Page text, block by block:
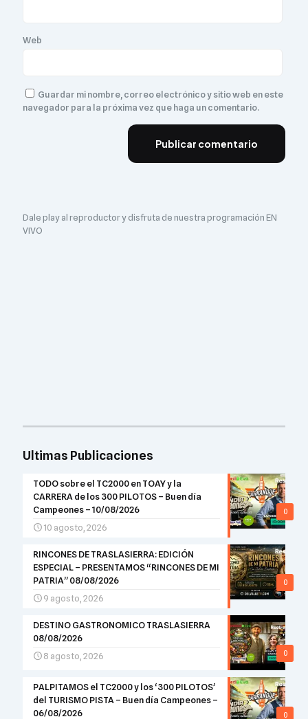
Web
Guardar mi nombre, correo electrónico y sitio web en este
navegador para la próxima vez que haga un comentario.
Dale play al reproductor y disfruta de nuestra programación EN
VIVO
Ultimas Publicaciones
0
TODO sobre el TC2000 en TOAY y la
CARRERA de los 300 PILOTOS – Buen día
Campeones – 10/08/2026
10 agosto, 2026
0
RINCONES DE TRASLASIERRA: EDICIÓN
ESPECIAL – PRESENTAMOS “RINCONES DE MI
PATRIA” 08/08/2026
9 agosto, 2026
0
DESTINO GASTRONOMICO TRASLASIERRA
08/08/2026
8 agosto, 2026
0
PALPITAMOS el TC2000 y los ‘300 PILOTOS’
del TURISMO PISTA – Buen día Campeones –
06/08/2026